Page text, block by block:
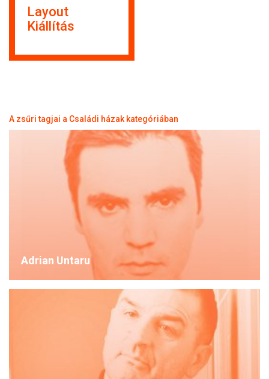
Layout
Kiállítás
A zsűri tagjai a Családi házak kategóriában
Adrian Untaru